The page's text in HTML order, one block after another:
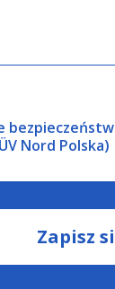
Nord Polska)
Zapisz